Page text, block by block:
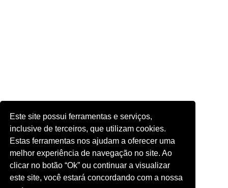
Este site possui ferramentas e serviços,
inclusive de terceiros, que utilizam cookies.
Estas ferramentas nos ajudam a oferecer uma
melhor experiência de navegação no site. Ao
clicar no botão “Ok” ou continuar a visualizar
este site, você estará concordando com a nossa